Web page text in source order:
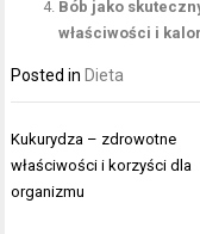
Bób jako
właściwości i
Posted in Dieta
Nawigacja
wpisu
Kukurydza – zdrowotne
właściwości i korzyści dla
organizmu